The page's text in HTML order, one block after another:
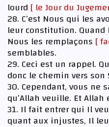
lourd [ le Jour du
28. C’est Nous qui les
leur constitution.
Nous les remplaçons [
semblables.
29. Ceci est un rappel.
donc le chemin vers son
30. Cependant, vous ne
qu’Allah veuille. Et
31. Il fait entrer qui Il
quant aux injustes, Il